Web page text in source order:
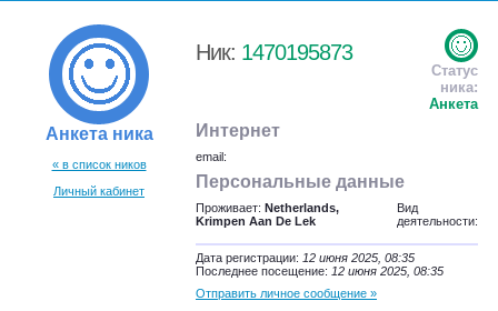
Анкета ника
« в список ников
Личный кабинет
Ник: 1470195873
Статус
ника:
Анкета
Интернет
email:
Персональные данные
Проживает: Netherlands,
Krimpen Aan De Lek
Вид
деятельности:
Дата регистрации: 12 июня 2025, 08:35
Последнее посещение: 12 июня 2025, 08:35
Отправить личное сообщение »